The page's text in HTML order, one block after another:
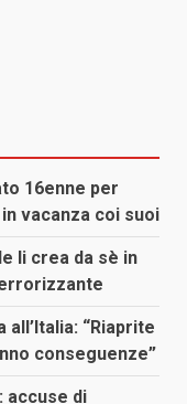
16enne per
vacanza coi suoi
li crea da sè in
“Riaprite
conseguenze”
accuse di